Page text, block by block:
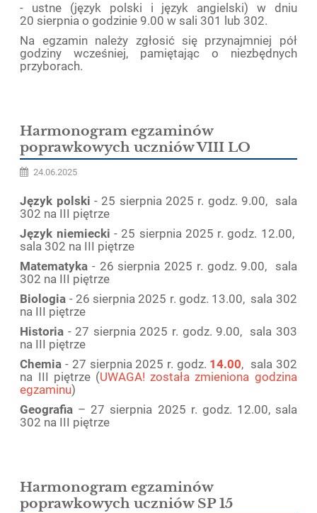
- ustne (język polski i język angielski) w dniu
20 sierpnia o godzinie 9.00 w sali 301 lub 302.
Na egzamin należy zgłosić się przynajmniej pół
godziny wcześniej, pamiętając o niezbędnych
przyborach.
Harmonogram egzaminów
poprawkowych uczniów VIII LO
24.06.2025
Język polski - 25 sierpnia 2025 r. godz. 9.00, sala
302 na III piętrze
Język niemiecki - 25 sierpnia 2025 r. godz. 12.00,
sala 302 na III piętrze
Matematyka - 26 sierpnia 2025 r. godz. 9.00, sala
302 na III piętrze
Biologia - 26 sierpnia 2025 r. godz. 13.00, sala 302
na III piętrze
Historia - 27 sierpnia 2025 r. godz. 9.00, sala 303
na III piętrze
Chemia - 27 sierpnia 2025 r. godz. 14.00, sala 302
na III piętrze (UWAGA! została zmieniona godzina
egzaminu)
Geografia – 27 sierpnia 2025 r. godz. 12.00, sala
302 na III piętrze
Harmonogram egzaminów
poprawkowych uczniów SP 15